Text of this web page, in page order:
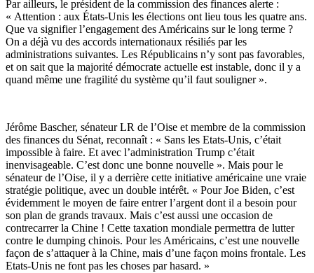
Par ailleurs, le président de la commission des finances alerte :
« Attention : aux États-Unis les élections ont lieu tous les quatre ans.
Que va signifier l’engagement des Américains sur le long terme ?
On a déjà vu des accords internationaux résiliés par les
administrations suivantes. Les Républicains n’y sont pas favorables,
et on sait que la majorité démocrate actuelle est instable, donc il y a
quand même une fragilité du système qu’il faut souligner ».
Jérôme Bascher, sénateur LR de l’Oise et membre de la commission
des finances du Sénat, reconnaît : « Sans les Etats-Unis, c’était
impossible à faire. Et avec l’administration Trump c’était
inenvisageable. C’est donc une bonne nouvelle ». Mais pour le
sénateur de l’Oise, il y a derrière cette initiative américaine une vraie
stratégie politique, avec un double intérêt. « Pour Joe Biden, c’est
évidemment le moyen de faire entrer l’argent dont il a besoin pour
son plan de grands travaux. Mais c’est aussi une occasion de
contrecarrer la Chine ! Cette taxation mondiale permettra de lutter
contre le dumping chinois. Pour les Américains, c’est une nouvelle
façon de s’attaquer à la Chine, mais d’une façon moins frontale. Les
Etats-Unis ne font pas les choses par hasard. »